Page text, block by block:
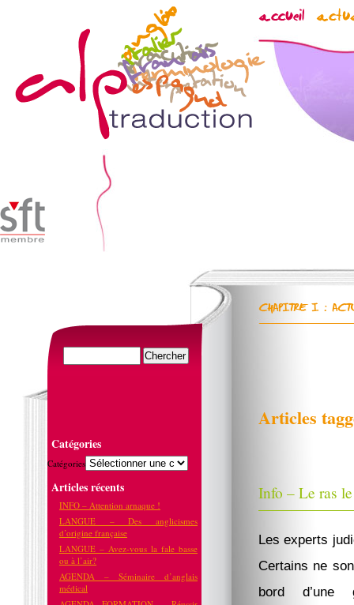
Articles
Info – Le ras
Les experts
Certains ne
bord d’une
Catégories
Catégories
Articles récents
INFO – Attention arnaque !
LANGUE – Des anglicismes
d’origine française
LANGUE – Avez-vous la fale basse
ou à l’air?
AGENDA – Séminaire d’anglais
médical